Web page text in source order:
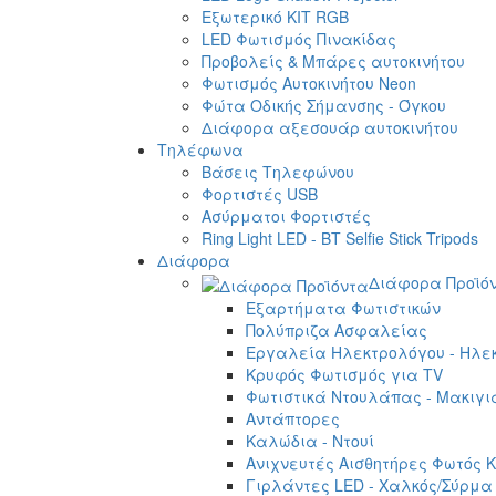
Εξωτερικό ΚΙΤ RGB
LED Φωτισμός Πινακίδας
Προβολείς & Μπάρες αυτοκινήτου
Φωτισμός Αυτοκινήτου Neon
Φώτα Οδικής Σήμανσης - Όγκου
Διάφορα αξεσουάρ αυτοκινήτου
Τηλέφωνα
Βάσεις Τηλεφώνου
Φορτιστές USB
Ασύρματοι Φορτιστές
Ring Light LED - BT Selfie Stick Tripods
Διάφορα
Διάφορα
Εξαρτήματα Φωτιστικών
Πολύπριζα Ασφαλείας
Εργαλεία Ηλεκτρολόγου -
Κρυφός Φωτισμός για TV
Φωτιστικά Ντουλάπας -
Αντάπτορες
Καλώδια - Ντουί
Ανιχνευτές Αισθητήρες Φωτός
Γιρλάντες LED - Χαλκός/Σύρμα